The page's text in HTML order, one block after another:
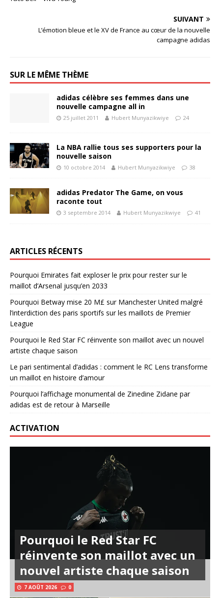
SUIVANT
L’émotion bleue et le XV de France au cœur de la nouvelle
campagne adidas
SUR LE MÊME THÈME
adidas célèbre ses femmes dans une
nouvelle campagne all in
25 juillet 2011 Hubert Munyazikwiye 24
La NBA rallie tous ses supporters pour la
nouvelle saison
10 octobre 2014 Hubert Munyazikwiye 38
adidas Predator The Game, on vous
raconte tout
3 septembre 2014 Hubert Munyazikwiye 41
ARTICLES RÉCENTS
Pourquoi Emirates fait exploser le prix pour rester sur le
maillot d’Arsenal jusqu’en 2033
Pourquoi Betway mise 20 M£ sur Manchester United malgré
l’interdiction des paris sportifs sur les maillots de Premier
League
Pourquoi le Red Star FC réinvente son maillot avec un nouvel
artiste chaque saison
Le pari sentimental d’adidas : comment le RC Lens transforme
un maillot en histoire d’amour
Pourquoi l’affichage monumental de Zinedine Zidane par
adidas est de retour à Marseille
ACTIVATION
Pourquoi le Red Star FC
réinvente son maillot avec un
nouvel artiste chaque saison
7 AOÛT 2026 0